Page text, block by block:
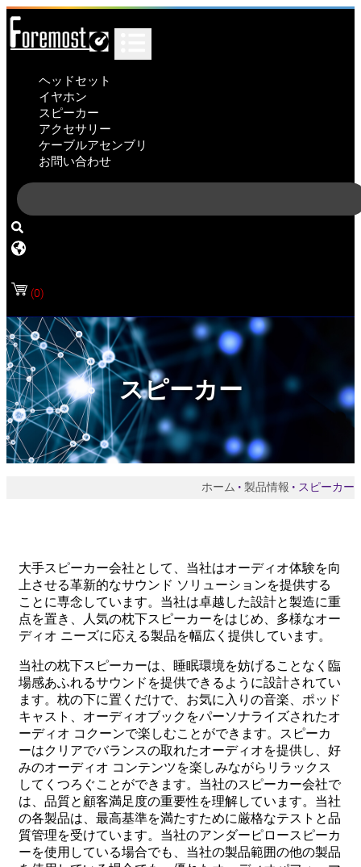
ヘッドセット
イヤホン
スピーカー
アクセサリー
ケーブルアセンブリ
お問い合わせ
(0)
スピーカー
ホーム 製品情報 スピーカー
大手スピーカー会社として、当社はオーディオ体験を向
上させる革新的なサウンド ソリューションを提供する
ことに専念しています。当社は卓越した設計と製造に重
点を置き、人気の枕下スピーカーをはじめ、多様なオー
ディオ ニーズに応える製品を幅広く提供しています。
当社の枕下スピーカーは、睡眠環境を妨げることなく臨
場感あふれるサウンドを提供できるように設計されてい
ます。枕の下に置くだけで、お気に入りの音楽、ポッド
キャスト、オーディオブックをパーソナライズされたオ
ーディオ コクーンで楽しむことができます。スピーカ
ーはクリアでバランスの取れたオーディオを提供し、好
みのオーディオ コンテンツを楽しみながらリラックス
してくつろぐことができます。当社のスピーカー会社で
は、品質と顧客満足度の重要性を理解しています。当社
の各製品は、最高基準を満たすために厳格なテストと品
質管理を受けています。当社のアンダーピロースピーカ
ーを使用している場合でも、当社の製品範囲の他の製品